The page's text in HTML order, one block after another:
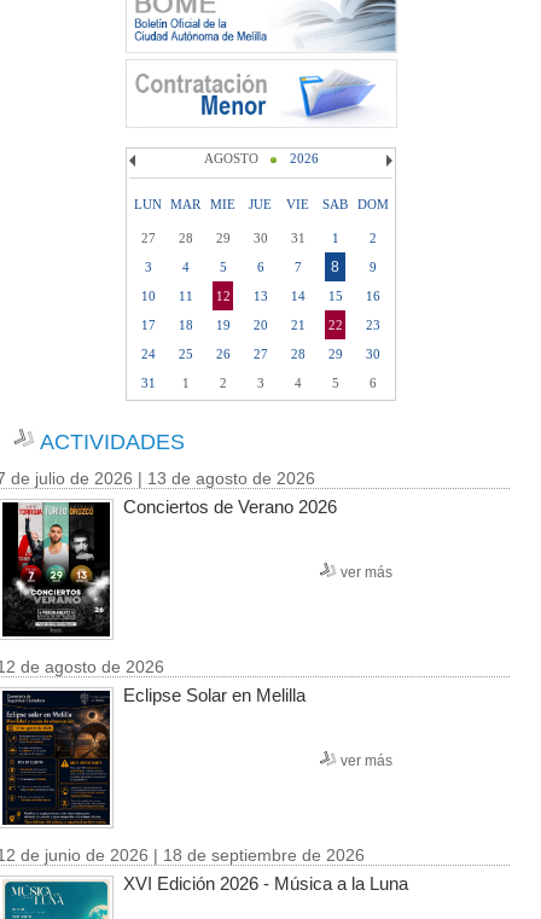
AGOSTO 2026
LUN MAR MIE JUE VIE SAB DOM
27 28 29 30 31 1
2
3
4 5 6 7 8
9
10
11 12 13 14 15
16
17
18 19 20 21 22
23
24
25 26 27 28 29
30
31
1 2 3 4 5 6
ACTIVIDADES
de julio de 2026 | 13 de agosto de 2026
Conciertos de Verano 2026
ver más
de agosto de 2026
Eclipse Solar en Melilla
ver más
de junio de 2026 | 18 de septiembre de 2026
XVI Edición 2026 - Música a la Luna